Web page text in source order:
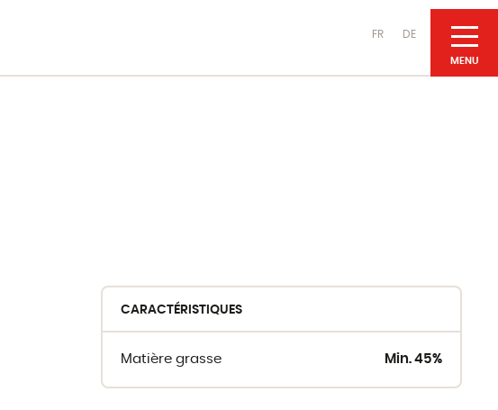
FR DE
Produits laitiers
CARACTÉRISTIQUES
Matière grasse Min. 45%